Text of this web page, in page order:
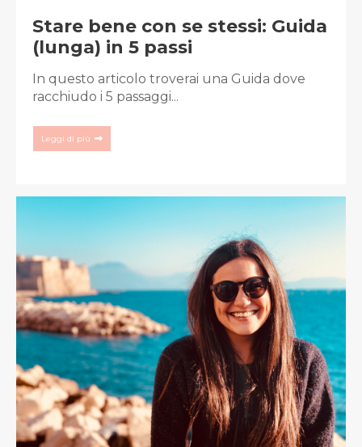
Stare bene con se stessi: Guida
(lunga) in 5 passi
In questo articolo troverai una Guida dove
racchiudo i 5 passaggi...
Leggi di più